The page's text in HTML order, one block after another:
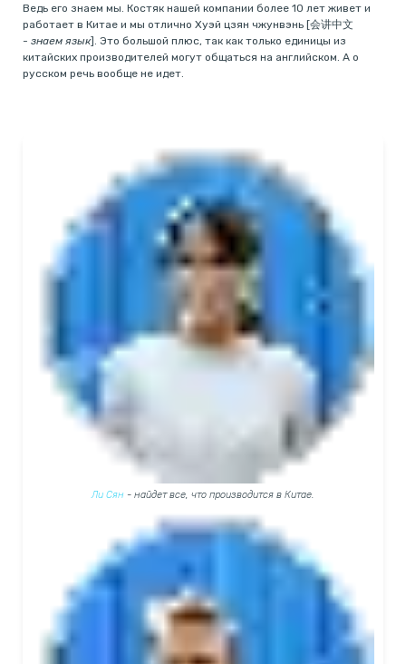
Ведь его знаем мы. Костяк нашей компании более 10 лет живет и
работает в Китае и мы отлично Хуэй цзян чжунвэнь [会讲中文
- знаем язык]. Это большой плюс, так как только единицы из
китайских производителей могут общаться на английском. А о
русском речь вообще не идет.
Ли Сян - найдет все, что производится в Китае.